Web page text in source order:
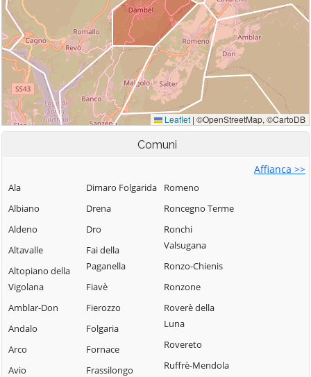
Comuni
Affianca >>
Ala
Albiano
Aldeno
Altavalle
Altopiano della
Vigolana
Amblar-Don
Andalo
Arco
Avio
Dimaro Folgarida
Drena
Dro
Fai della
Paganella
Fiavè
Fierozzo
Folgaria
Fornace
Frassilongo
Romeno
Roncegno Terme
Ronchi
Valsugana
Ronzo-Chienis
Ronzone
Roverè della
Luna
Rovereto
Ruffrè-Mendola